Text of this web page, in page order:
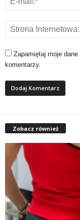
Zapamiętaj moje
komentarzy.
Zobacz również